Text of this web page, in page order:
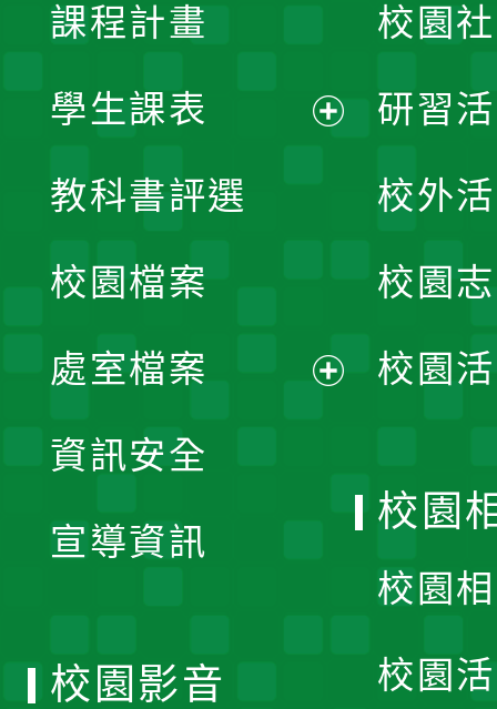
課程計畫
學生課表
單
教科書評選
校園檔案
處室檔案
資訊安全
宣導資訊
校園
研習
校外
校園
校園
校園
校園
校園
校園影音